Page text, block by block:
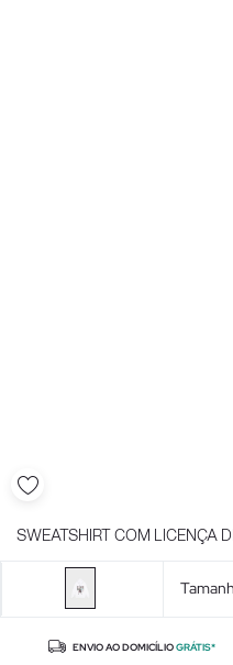
SWEATSHIRT COM LICENÇA
ENVIO AO DOMICÍLIOGRÁTIS*